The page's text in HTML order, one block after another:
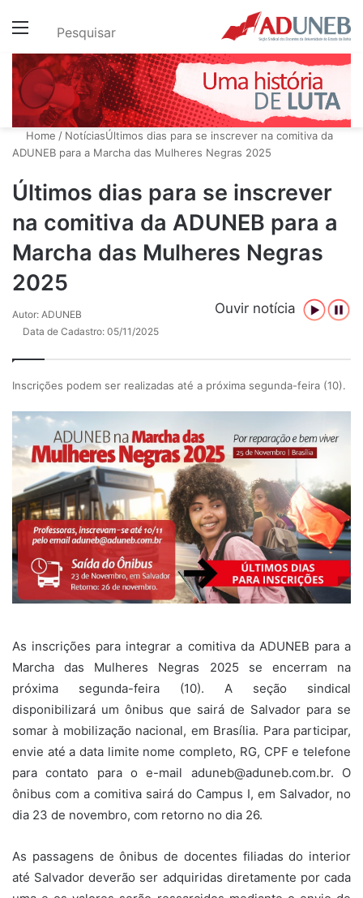
Menu Pesquisar
Home / NotíciasÚltimos dias para se inscrever na comitiva da
ADUNEB para a Marcha das Mulheres Negras 2025
Últimos dias para se inscrever
na comitiva da ADUNEB para a
Marcha das Mulheres Negras
2025
Ouvir notícia
Autor: ADUNEB
Data de Cadastro: 05/11/2025
Inscrições podem ser realizadas até a próxima segunda-feira (10).
As inscrições para integrar a comitiva da ADUNEB para a
Marcha das Mulheres Negras 2025 se encerram na
próxima segunda-feira (10). A seção sindical
disponibilizará um ônibus que sairá de Salvador para se
somar à mobilização nacional, em Brasília. Para participar,
envie até a data limite nome completo, RG, CPF e telefone
para contato para o e-mail aduneb@aduneb.com.br. O
ônibus com a comitiva sairá do Campus I, em Salvador, no
dia 23 de novembro, com retorno no dia 26.
As passagens de ônibus de docentes filiadas do interior
até Salvador deverão ser adquiridas diretamente por cada